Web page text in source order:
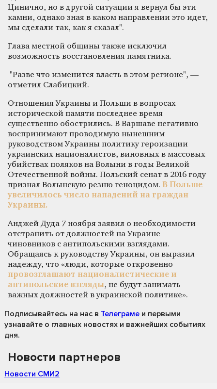
Цинично, но в другой ситуации я вернул бы эти
камни, однако зная в каком направлении это идет,
мы сделали так, как я сказал".
Глава местной общины также исключил
возможность восстановления памятника.
"Разве что изменится власть в этом регионе", —
отметил Слабицкий.
Отношения Украины и Польши в вопросах
исторической памяти последнее время
существенно обострились. В Варшаве негативно
воспринимают проводимую нынешним
руководством Украины политику героизации
украинских националистов, виновных в массовых
убийствах поляков на Волыни в годы Великой
Отечественной войны. Польский сенат в 2016 году
признал Волынскую резню геноцидом. В Польше
увеличилось число нападений на граждан
Украины.
Анджей Дуда 7 ноября заявил о необходимости
отстранить от должностей на Украине
чиновников с антипольскими взглядами.
Обращаясь к руководству Украины, он выразил
надежду, что «люди, которые откровенно
провозглашают националистические и
антипольские взгляды, не будут занимать
важных должностей в украинской политике».
Подписывайтесь на нас в Телеграме и первыми
узнавайте о главных новостях и важнейших событиях
дня.
Новости партнеров
Новости СМИ2